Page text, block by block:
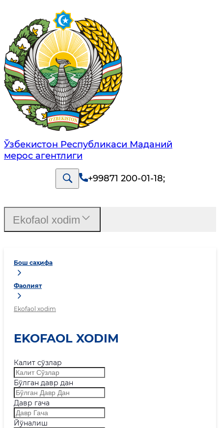
Ўзбекистон Республикаси Маданий
мерос агентлиги
+99871 200-01-18;
Бош саҳифа
Фаолият
Ekofaol xodim
EKOFAOL XODIM
Калит сўзлар
Бўлган давр дан
Давр гача
Йўналиш
Ekofaol xodim